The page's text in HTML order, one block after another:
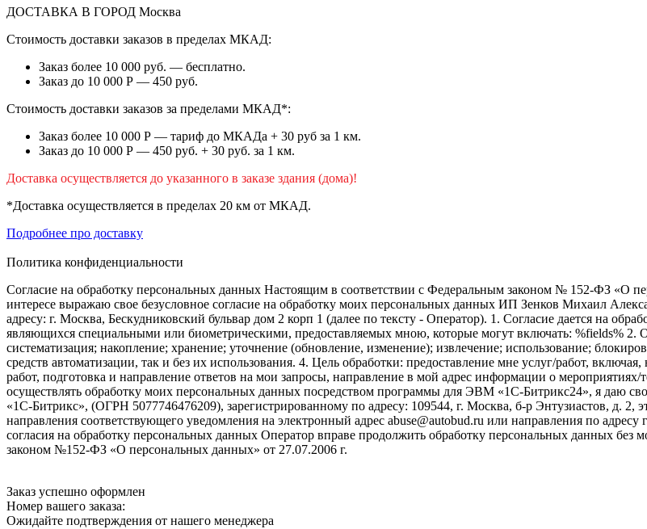
ДОСТАВКА В ГОРОД Москва
Стоимость доставки заказов в пределах МКАД:
Заказ более 10 000 руб. — бесплатно.
Заказ до 10 000 Р — 450 руб.
Стоимость доставки заказов за пределами МКАД*:
Заказ более 10 000 Р — тариф до МКАДа + 30 руб за 1 км.
Заказ до 10 000 Р — 450 руб. + 30 руб. за 1 км.
Доставка осуществляется до указанного в заказе здания (дома)!
*Доставка осуществляется в пределах 20 км от МКАД.
Подробнее про доставку
Политика конфиденциальности
Согласие на обработку персональных данных Настоящим в соответствии с Федеральным законом № 152-ФЗ «О
интересе выражаю свое безусловное согласие на обработку моих персональных данных ИП Зенков Михаил
адресу: г. Москва, Бескудниковский бульвар дом 2 корп 1 (далее по тексту - Оператор). 1. Согласие дается на
являющихся специальными или биометрическими, предоставляемых мною, которые могут включать: %fields% 2.
систематизация; накопление; хранение; уточнение (обновление, изменение); извлечение; использование;
средств автоматизации, так и без их использования. 4. Цель обработки: предоставление мне услуг/работ,
работ, подготовка и направление ответов на мои запросы, направление в мой адрес информации о
осуществлять обработку моих персональных данных посредством программы для ЭВМ «1С-Битрикс24», я даю
«1С-Битрикс», (ОГРН 5077746476209), зарегистрированному по адресу: 109544, г. Москва, б-р Энтузиастов, д. 2,
направления соответствующего уведомления на электронный адрес abuse@autobud.ru или направления по
согласия на обработку персональных данных Оператор вправе продолжить обработку персональных данных
законом №152-ФЗ «О персональных данных» от 27.07.2006 г.
Заказ успешно оформлен
Номер вашего заказа:
Ожидайте подтверждения от нашего менеджера